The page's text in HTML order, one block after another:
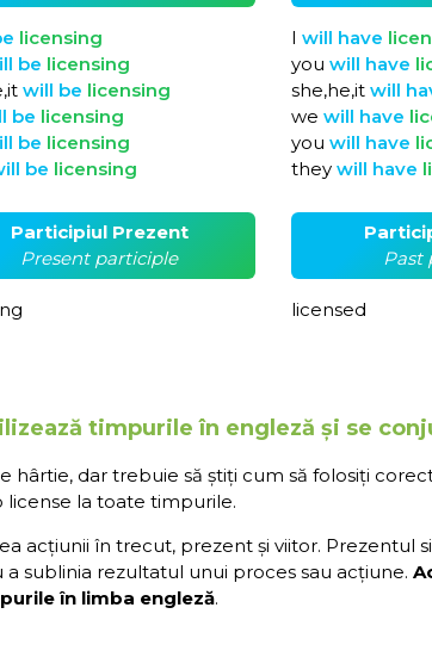
licensing
be licensing
will be licensing
be licensing
be licensing
be licensing
I will have
you will have
she,he,it will
we will have
you will have
they will have
Participiul Prezent
Present participle
Past
licensed
timpurile în engleză și se
hârtie, dar trebuie să știți cum să folosiți
la toate timpurile.
acțiunii în trecut, prezent și viitor. Prezentul
sublinia rezultatul unui proces sau acțiune.
în limba engleză.